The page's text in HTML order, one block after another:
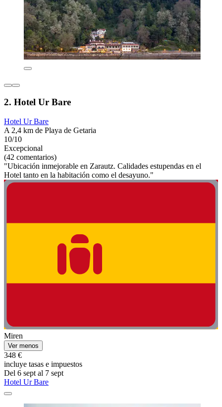
2. Hotel Ur Bare
Hotel Ur Bare
A 2,4 km de Playa de Getaria
10/10
Excepcional
(42 comentarios)
"Ubicación inmejorable en Zarautz. Calidades estupendas en el
Hotel tanto en la habitación como el desayuno."
Miren
Ver menos
348 €
incluye tasas e impuestos
Del 6 sept al 7 sept
Hotel Ur Bare